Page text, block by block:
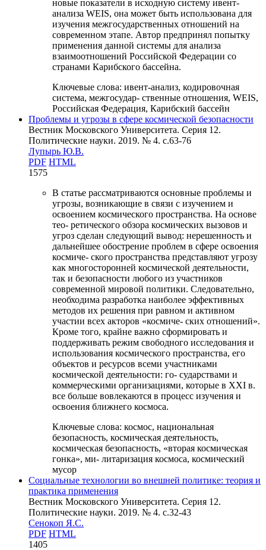
новые показатели в исходную систему ивент-
анализа WEIS, она может быть использована для
изучения межгосударственных отношений на
современном этапе. Автор предпринял попытку
применения данной системы для анализа
взаимоотношений Российской Федерации со
странами Карибского бассейна.
Ключевые слова: ивент-анализ, кодировочная
система, межгосудар- ственные отношения, WEIS,
Российская Федерация, Карибский бассейн
Проблемы и угрозы в сфере космической безопасности
Вестник Московского Университета. Серия 12.
Политические науки. 2019. № 4. c.63-76
Лупырь Ю.В.
PDF HTML
1575
В статье рассматриваются основные проблемы и
угрозы, возникающие в связи с изучением и
освоением космического пространства. На основе
тео- ретического обзора космических вызовов и
угроз сделан следующий вывод: нерешенность и
дальнейшее обострение проблем в сфере освоения
космиче- ского пространства представляют угрозу
как многосторонней космической деятельности,
так и безопасности любого из участников
современной мировой политики. Следовательно,
необходима разработка наиболее эффективных
методов их решения при равном и активном
участии всех акторов «космиче- ских отношений».
Кроме того, крайне важно сформировать и
поддерживать режим свободного исследования и
использования космического пространства, его
объектов и ресурсов всеми участниками
космической деятельности: го- сударствами и
коммерческими организациями, которые в XXI в.
все больше вовлекаются в процесс изучения и
освоения ближнего космоса.
Ключевые слова: космос, национальная
безопасность, космическая деятельность,
космическая безопасность, «вторая космическая
гонка», ми- литаризация космоса, космический
мусор
Социальные технологии во внешней политике: теория и
практика применения
Вестник Московского Университета. Серия 12.
Политические науки. 2019. № 4. c.32-43
Сенокоп Я.С.
PDF HTML
1405